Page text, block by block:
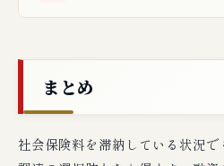
まとめ
社会保険料を滞納している状況